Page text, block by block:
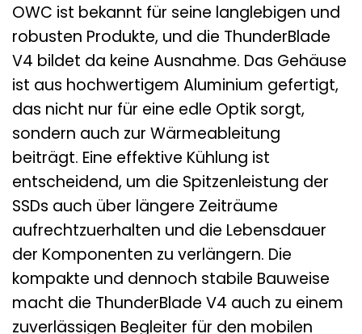
OWC ist bekannt für seine langlebigen und
robusten Produkte, und die ThunderBlade
V4 bildet da keine Ausnahme. Das Gehäuse
ist aus hochwertigem Aluminium gefertigt,
das nicht nur für eine edle Optik sorgt,
sondern auch zur Wärmeableitung
beiträgt. Eine effektive Kühlung ist
entscheidend, um die Spitzenleistung der
SSDs auch über längere Zeiträume
aufrechtzuerhalten und die Lebensdauer
der Komponenten zu verlängern. Die
kompakte und dennoch stabile Bauweise
macht die ThunderBlade V4 auch zu einem
zuverlässigen Begleiter für den mobilen